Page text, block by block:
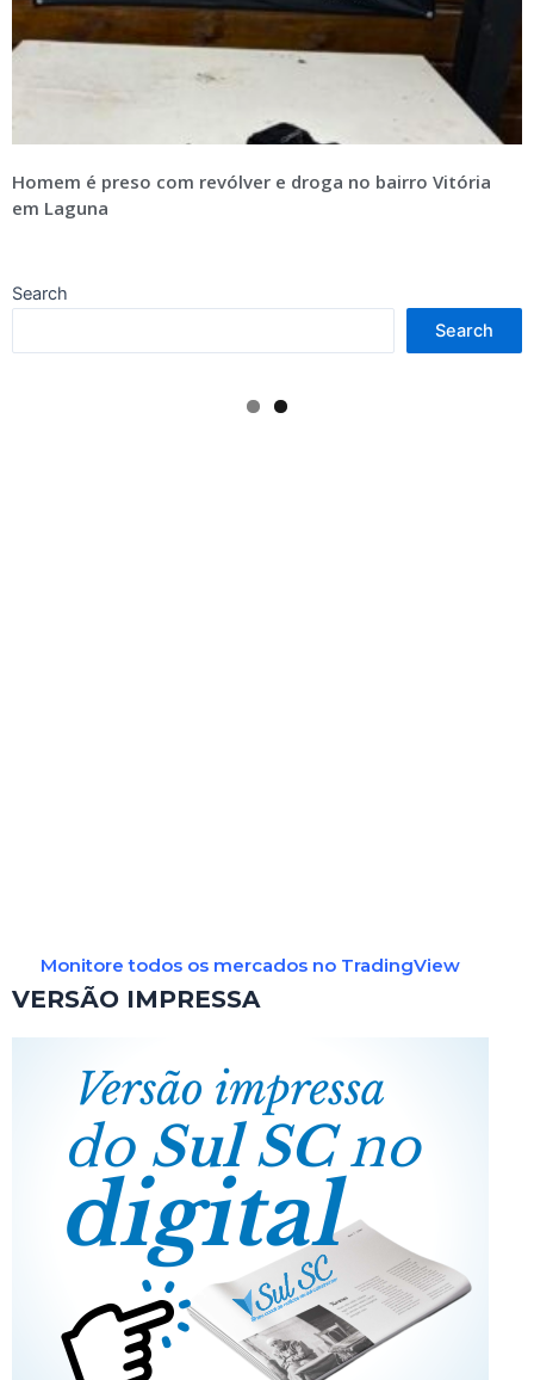
Homem é preso com revólver e droga no bairro Vitória
em Laguna
Search
Search
Monitore todos os mercados no TradingView
VERSÃO IMPRESSA